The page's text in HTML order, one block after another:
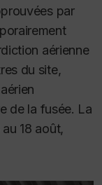
par
aérienne
du site,
de la fusée. La
18 août,